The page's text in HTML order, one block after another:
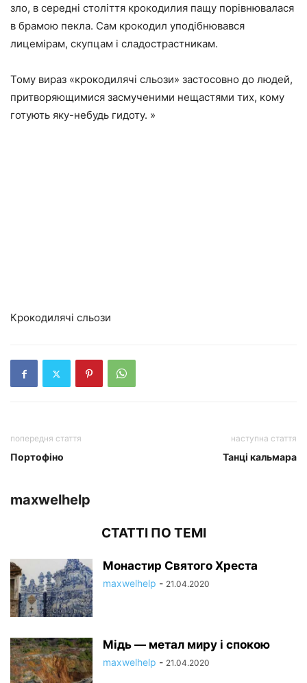
зло, в середні століття крокодилия пащу порівнювалася
в брамою пекла. Сам крокодил уподібнювався
лицемірам, скупцам і сладострастникам.
Тому вираз «крокодилячі сльози» застосовно до людей,
притворяющимися засмученими нещастями тих, кому
готують яку-небудь гидоту. »
Крокодилячі сльози
попередня стаття
Портофіно
наступна стаття
Танці кальмара
maxwelhelp
СТАТТІ ПО ТЕМІ
Монастир Святого Хреста
maxwelhelp - 21.04.2020
Мідь — метал миру і спокою
maxwelhelp - 21.04.2020